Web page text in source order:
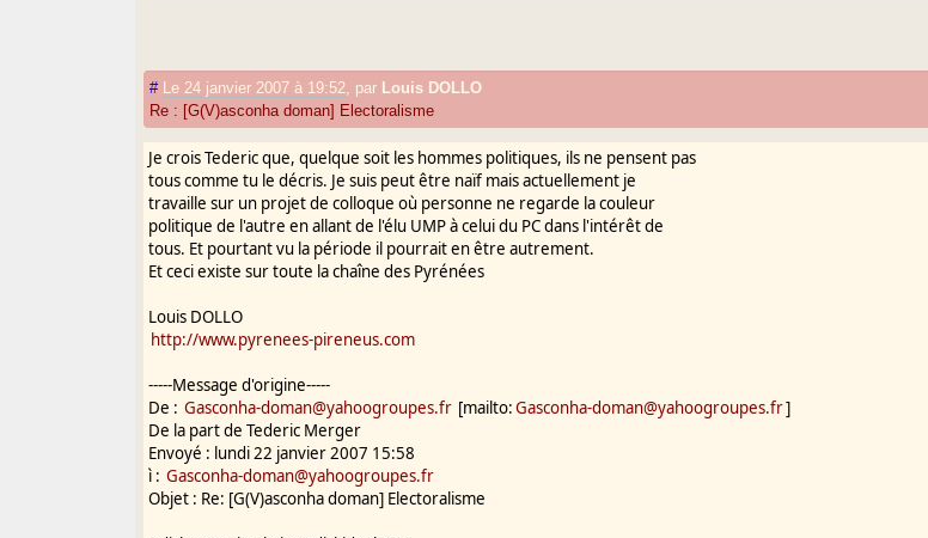
# Le 24 janvier 2007 à 19:52 par Louis DOLLO
Re : [G(V)asconha doman] Electoralisme
Je crois Tederic que, quelque soit les hommes politiques, ils ne pensent pas
tous comme tu le décris. Je suis peut être naïf mais actuellement je
travaille sur un projet de colloque où personne ne regarde la couleur
politique de l'autre en allant de l'élu UMP à celui du PC dans l'intérêt de
tous. Et pourtant vu la période il pourrait en être autrement.
Et ceci existe sur toute la chaîne des Pyrénées
Louis DOLLO
http://www.pyrenees-pireneus.com
-----Message d'origine-----
De : Gasconha-doman@yahoogroupes.fr [mailto:Gasconha-doman@yahoogroupes.fr]
De la part de Tederic Merger
Envoyé : lundi 22 janvier 2007 15:58
ì : Gasconha-doman@yahoogroupes.fr
Objet : Re: [G(V)asconha doman] Electoralisme